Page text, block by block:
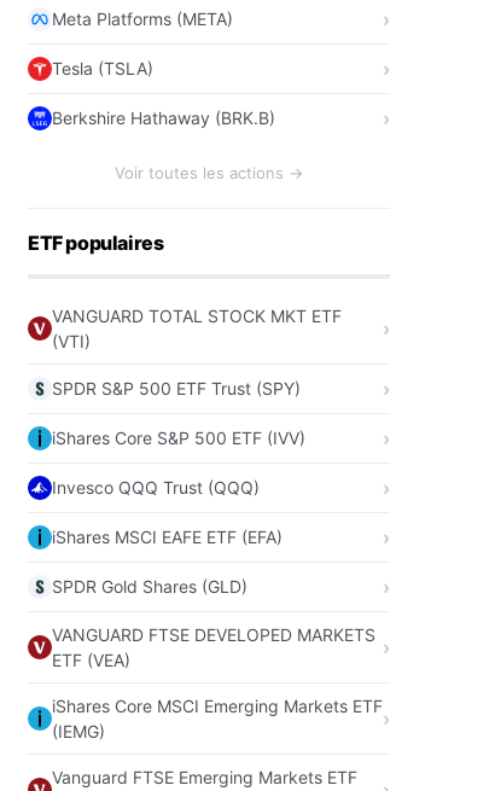
Meta Platforms (META)
Tesla (TSLA)
Berkshire Hathaway (BRK.B)
Voir toutes les actions →
ETF populaires
VANGUARD TOTAL STOCK MKT ETF
(VTI)
SPDR S&P 500 ETF Trust (SPY)
iShares Core S&P 500 ETF (IVV)
Invesco QQQ Trust (QQQ)
iShares MSCI EAFE ETF (EFA)
SPDR Gold Shares (GLD)
VANGUARD FTSE DEVELOPED MARKETS
ETF (VEA)
iShares Core MSCI Emerging Markets ETF
(IEMG)
Vanguard FTSE Emerging Markets ETF